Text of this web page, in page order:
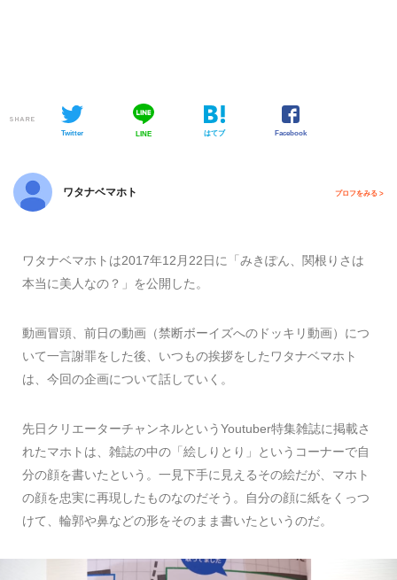
SHARE
Twitter LINE はてブ Facebook
ワタナベマホト プロフをみる >
ワタナベマホトは2017年12月22日に「みきぽん、関根りさは
本当に美人なの？」を公開した。
動画冒頭、前日の動画（禁断ボーイズへのドッキリ動画）につ
いて一言謝罪をした後、いつもの挨拶をしたワタナベマホト
は、今回の企画について話していく。
先日クリエーターチャンネルというYoutuber特集雑誌に掲載さ
れたマホトは、雑誌の中の「絵しりとり」というコーナーで自
分の顔を書いたという。一見下手に見えるその絵だが、マホト
の顔を忠実に再現したものなのだそう。自分の顔に紙をくっつ
けて、輪郭や鼻などの形をそのまま書いたというのだ。